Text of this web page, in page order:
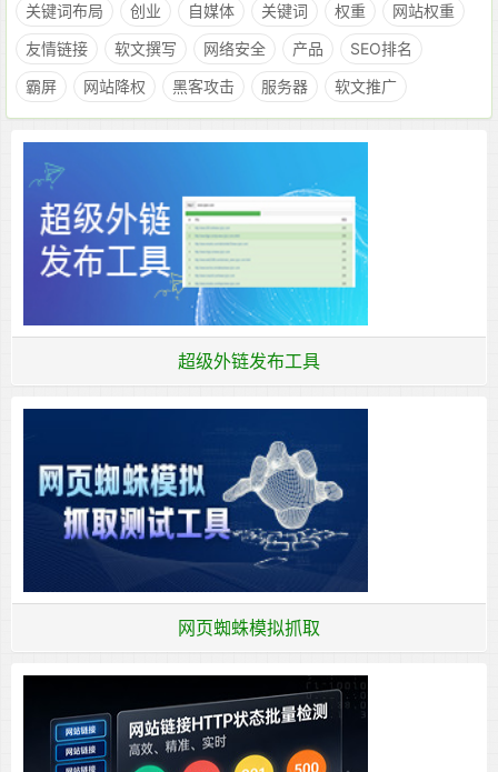
关键词布局
创业 自媒体 关键词 权重
网站权重
友情链接
软文撰写 网络安全 产品
SEO排名
霸屏
网站降权 黑客攻击 服务器 软文推广
超级外链发布工具
网页蜘蛛模拟抓取